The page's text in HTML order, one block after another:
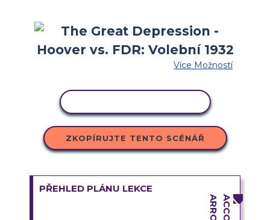
Více Možností
ZKOPÍRUJTE TENTO SCÉNÁŘ
PŘEHLED PLÁNU LEKCE